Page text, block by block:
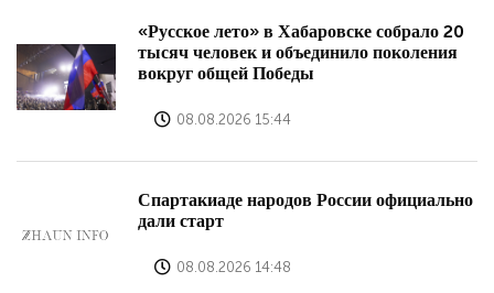
«Русское лето» в Хабаровске собрало 20
тысяч человек и объединило поколения
вокруг общей Победы
08.08.2026 15:44
Спартакиаде народов России официально
дали старт
08.08.2026 14:48